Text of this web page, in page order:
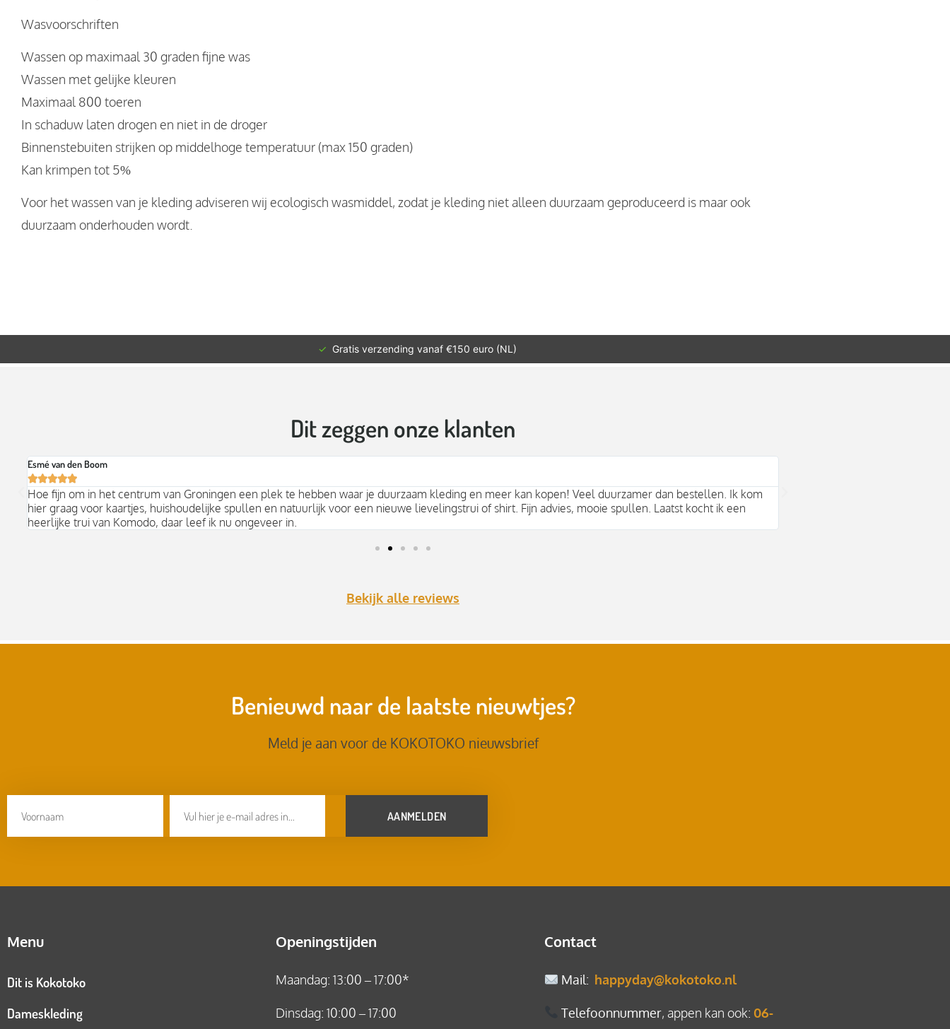
Wasvoorschriften
Wassen op maximaal 30 graden fijne was
Wassen met gelijke kleuren
Maximaal 800 toeren
In schaduw laten drogen en niet in de droger
Binnenstebuiten strijken op middelhoge temperatuur (max 150 graden)
Kan krimpen tot 5%
Voor het wassen van je kleding adviseren wij ecologisch wasmiddel, zodat je kleding niet alleen duurzaam geproduceerd is maar ook
duurzaam onderhouden wordt.
✓ Gratis verzending vanaf €150 euro (NL)
Dit zeggen onze klanten
Esmé van den Boom

Hoe fijn om in het centrum van Groningen een plek te hebben waar je duurzaam kleding en meer kan kopen! Veel duurzamer dan bestellen. Ik kom
hier graag voor kaartjes, huishoudelijke spullen en natuurlijk voor een nieuwe lievelingstrui of shirt. Fijn advies, mooie spullen. Laatst kocht ik een
heerlijke trui van Komodo, daar leef ik nu ongeveer in.
Bekijk alle reviews
Benieuwd naar de laatste nieuwtjes?
Meld je aan voor de KOKOTOKO nieuwsbrief
AANMELDEN
Menu
Dit is Kokotoko
Dameskleding
Openingstijden
Maandag: 13:00 – 17:00*
Dinsdag: 10:00 – 17:00
Contact
Mail: happyday@kokotoko.nl
Telefoonnummer, appen kan ook: 06-